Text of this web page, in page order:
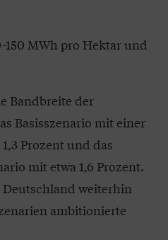
150 MWh pro Hektar und
Bandbreite der
Basisszenario mit einer
Prozent und das
mit etwa 1,6 Prozent.
Deutschland weiterhin
ambitionierte